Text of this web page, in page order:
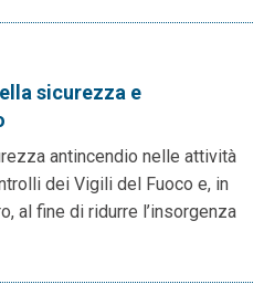
sicurezza e
antincendio nelle attività
dei Vigili del Fuoco e, in
al fine di ridurre l’insorgenza